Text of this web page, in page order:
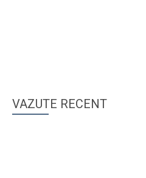
VAZUTE RECENT